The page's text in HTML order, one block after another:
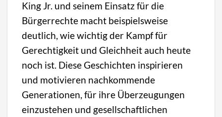
King Jr. und seinem Einsatz für die
Bürgerrechte macht beispielsweise
deutlich, wie wichtig der Kampf für
Gerechtigkeit und Gleichheit auch heute
noch ist. Diese Geschichten inspirieren
und motivieren nachkommende
Generationen, für ihre Überzeugungen
einzustehen und gesellschaftlichen